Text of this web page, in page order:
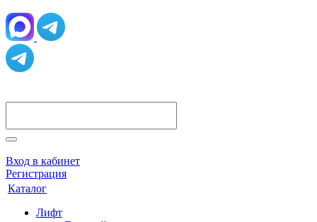
Вход в кабинет
Регистрация
Каталог
Лифт